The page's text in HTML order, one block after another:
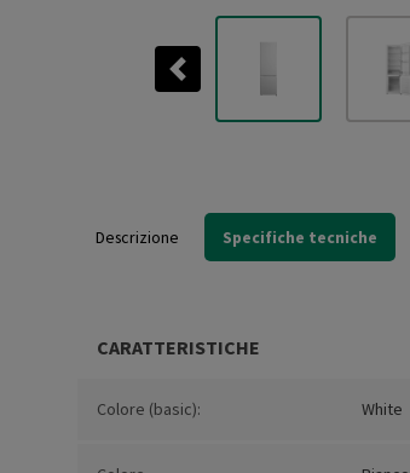
Previous
Descrizione Specifiche tecniche
CARATTERISTICHE
Colore (basic): White